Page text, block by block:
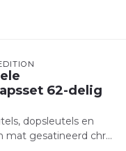
62-delig
dopsleutels en
mat gesatineerd chr...